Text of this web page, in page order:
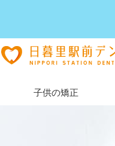
子供の矯正